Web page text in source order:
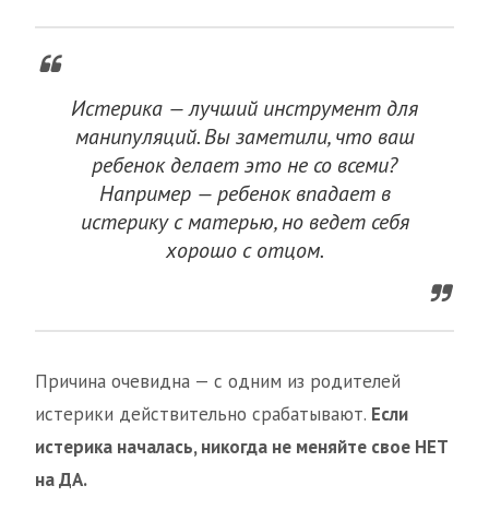
Истерика — лучший инструмент для
манипуляций. Вы заметили, что ваш
ребенок делает это не со всеми?
Например — ребенок впадает в
истерику с матерью, но ведет себя
хорошо с отцом.
Причина очевидна — с одним из родителей
истерики действительно срабатывают. Если
истерика началась, никогда не меняйте свое НЕТ
на ДА.